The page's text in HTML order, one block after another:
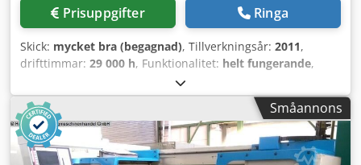
Prisuppgifter Ringa
Skick: mycket bra (begagnad), Tillverkningsår: 2011,
drifttimmar: 29 000 h, Funktionalitet: helt fungerande,
Weiler E40 Precisionssvarv Tillverkare: Weiler Typ: E40
Tillverkningsår: 2011 Skick: begagnad, ansluten,
demonstrationsklar Drifttimmar: 29 000h
Leveransomfattning: Dodpsy Uzc Nofx Ah Djwa -
Dokumentation - Maskinfötter - Kylsystem - Maskinlampa -
Småannons